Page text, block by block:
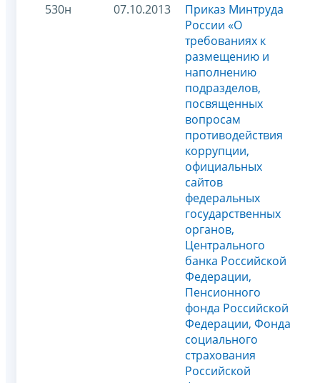
530н 07.10.2013
Приказ Минтруда
России «О
требованиях к
размещению и
наполнению
подразделов,
посвященных
вопросам
противодействия
коррупции,
официальных
сайтов
федеральных
государственных
органов,
Центрального
банка Российской
Федерации,
Пенсионного
фонда Российской
Федерации, Фонда
социального
страхования
Российской